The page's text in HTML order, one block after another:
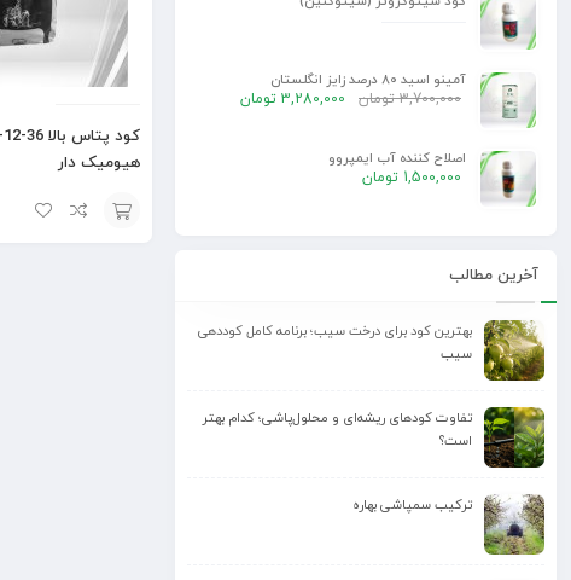
هیومیک دار
آمینو اسید 80 درصد زایز انگلستان
3,700,000 تومان 3,280,000 تومان
اصلاح کننده آب ایمپروو
1,500,000 تومان
آخرین مطالب
بهترین کود برای درخت سیب؛ برنامه کامل کوددهی
سیب
تفاوت کودهای ریشه‌ای و محلول‌پاشی؛ کدام بهتر
است؟
ترکیب سمپاشی بهاره